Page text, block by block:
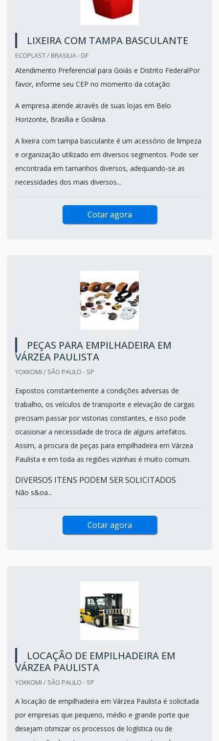
LIXEIRA COM TAMPA BASCULANTE
ECOPLAST / BRASILIA - DF
Atendimento Preferencial para Goiás e Distrito FederalPor
favor, informe seu CEP no momento da cotação
A empresa atende através de suas lojas em Belo
Horizonte, Brasília e Goiânia.
A lixeira com tampa basculante é um acessório de limpeza
e organização utilizado em diversos segmentos. Pode ser
encontrada em tamanhos diversos, adequando-se as
necessidades dos mais diversos...
Cotar agora
PEÇAS PARA EMPILHADEIRA EM
VÁRZEA PAULISTA
YOKKOMI / SÃO PAULO - SP
Expostos constantemente a condições adversas de
trabalho, os veículos de transporte e elevação de cargas
precisam passar por vistorias constantes, e isso pode
ocasionar a necessidade de troca de alguns artefatos.
Assim, a procura de peças para empilhadeira em Várzea
Paulista e em toda as regiões vizinhas é muito comum.
DIVERSOS ITENS PODEM SER SOLICITADOS
Não s&oa...
Cotar agora
LOCAÇÃO DE EMPILHADEIRA EM
VÁRZEA PAULISTA
YOKKOMI / SÃO PAULO - SP
A locação de empilhadeira em Várzea Paulista é solicitada
por empresas que pequeno, médio e grande porte que
desejam otimizar os processos de logística ou de